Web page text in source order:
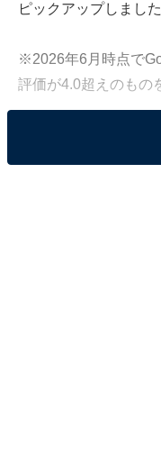
ピックアップしました
※2026年6月時点で
評価が4.0超えのもの
この記
いもの部